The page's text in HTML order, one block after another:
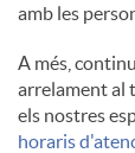
amb les
A més,
arrelament al
els nostres
horaris